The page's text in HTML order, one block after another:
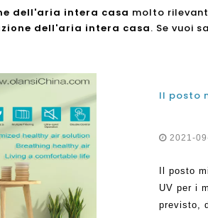
dell'aria intera casa molto
dell'aria intera casa. Se vuoi
2021-
Il posto
UV per i
previsto,